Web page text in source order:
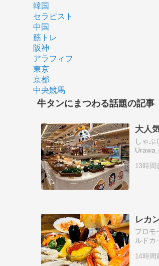
韓国
セラピスト
中国
筋トレ
阪神
アラフィフ
東京
京都
中央競馬
牛タンにまつわる話題の記事
大人
しゃ
Urawa
和…
13時間
レカ
プロモ
ルドカ
ツ…
14時間